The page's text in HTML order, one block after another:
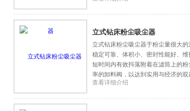
立式钻床粉尘吸尘器
立式钻床粉尘吸尘器于粉尘量很大
稳定可靠、体积小、密封性能好、
短时间内有效抖落附着在滤筒上的
率的卸料阀，以达到实用与经济的双
查看详细介绍